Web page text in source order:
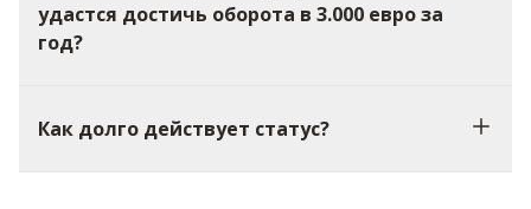
удастся достичь оборота в 3.000 евро за
год?
Как долго действует статус?